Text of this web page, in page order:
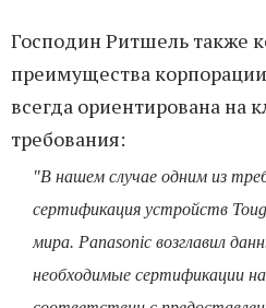
Господин Ритшель также
преимущества
всегда ориентирована на
требования:
"В нашем случае одним из
сертификация устройств
мира. Panasonic возглавил
необходимые сертификации на